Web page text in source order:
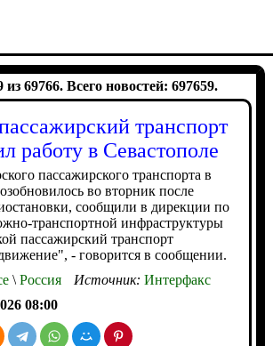
69766. Всего новостей: 697659.
транспорт
работу в Севастополе
пассажирского транспорта в
во вторник после
сообщили в дирекции по
транспортной инфраструктуры
пассажирский транспорт
- говорится в сообщении.
\Россия Источник: Интерфакс
08:00